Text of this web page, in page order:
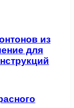
из
для